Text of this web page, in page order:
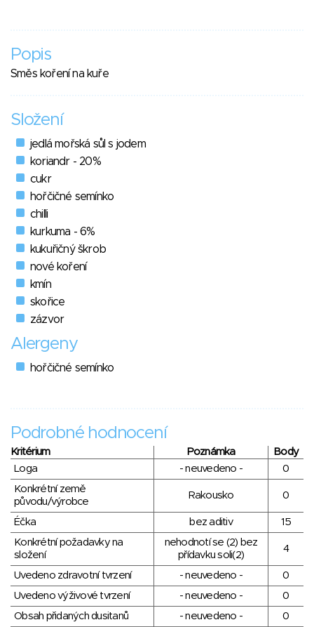
Popis
Směs koření na kuře
Složení
jedlá mořská sůl s jodem
koriandr - 20%
cukr
hořčičné semínko
chilli
kurkuma - 6%
kukuřičný škrob
nové koření
kmín
skořice
zázvor
Alergeny
hořčičné semínko
Podrobné hodnocení
Kritérium Poznámka
Body
Loga
- neuvedeno -
0
Konkrétní země
původu/výrobce
Rakousko 0
Éčka bez aditiv
15
Konkrétní požadavky na
složení
nehodnotí se (2) bez
přídavku soli(2)
4
Uvedeno zdravotní tvrzení - neuvedeno -
0
Uvedeno výživové tvrzení
- neuvedeno -
0
Obsah přidaných dusitanů
- neuvedeno -
0